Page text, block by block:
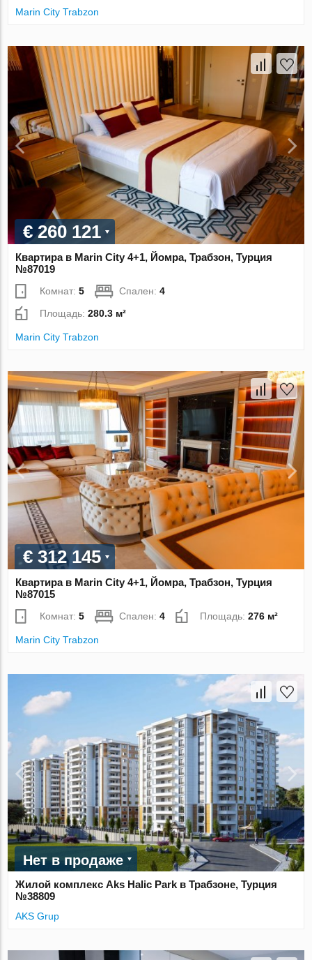
Marin City Trabzon
€ 260 121
Квартира в Marin City 4+1, Йомра, Трабзон, Турция
№87019
Комнат:5 Спален:4
Площадь:280.3 м²
Marin City Trabzon
€ 312 145
Квартира в Marin City 4+1, Йомра, Трабзон, Турция
№87015
Комнат:5 Спален:4 Площадь:276 м²
Marin City Trabzon
Нет в продаже
Жилой комплекс Aks Halic Park в Трабзоне, Турция
№38809
AKS Grup